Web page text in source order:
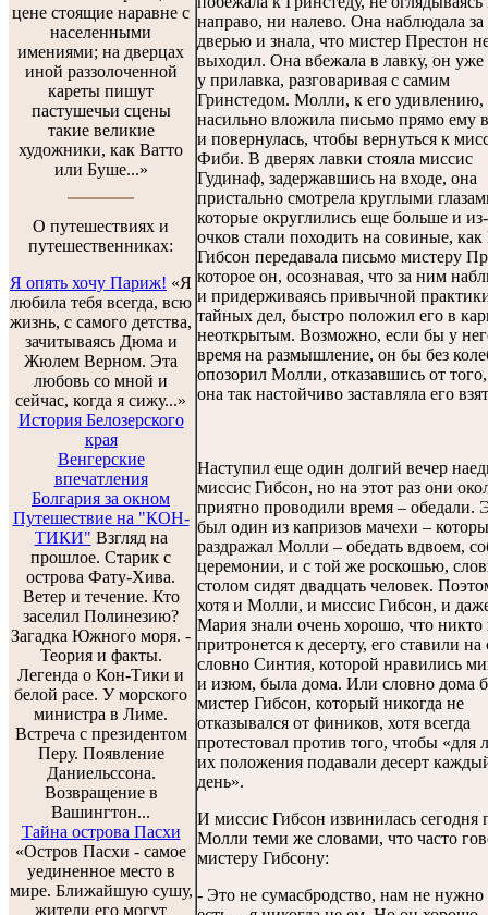
цене стоящие наравне с
населенными
имениями; на дверцах
иной раззолоченной
кареты пишут
пастушечьи сцены
такие великие
художники, как Ватто
или Буше...»
О путешествиях и
путешественниках:
Я опять хочу Париж! «Я
любила тебя всегда, всю
жизнь, с самого детства,
зачитываясь Дюма и
Жюлем Верном. Эта
любовь со мной и
сейчас, когда я сижу...»
История Белозерского
края
Венгерские
впечатления
Болгария за окном
Путешествие на "КОН-
ТИКИ" Взгляд на
прошлое. Старик с
острова Фату-Хива.
Ветер и течение. Кто
заселил Полинезию?
Загадка Южного моря. -
Теория и факты.
Легенда о Кон-Тики и
белой расе. У морского
министра в Лиме.
Встреча с президентом
Перу. Появление
Даниельссона.
Возвращение в
Вашингтон...
Тайна острова Пасхи
«Остров Пасхи - самое
уединенное место в
мире. Ближайшую сушу,
жители его могут
направо, ни налево. Она наблюдала за
дверью и знала, что мистер Престон
выходил. Она вбежала в лавку, он уже
у прилавка, разговаривая с самим
Гринстедом. Молли, к его удивлению,
насильно вложила письмо прямо ему
и повернулась, чтобы вернуться к
Фиби. В дверях лавки стояла миссис
Гудинаф, задержавшись на входе, она
пристально смотрела круглыми
которые округлились еще больше и из-
очков стали походить на совиные,
Гибсон передавала письмо мистеру
которое он, осознавая, что за ним
и придерживаясь привычной
тайных дел, быстро положил его в
неоткрытым. Возможно, если бы у
время на размышление, он бы без
опозорил Молли, отказавшись от
она так настойчиво заставляла его
Наступил еще один долгий вечер
миссис Гибсон, но на этот раз они
приятно проводили время – обедали.
был один из капризов мачехи –
раздражал Молли – обедать вдвоем,
церемонии, и с той же роскошью,
столом сидят двадцать человек.
хотя и Молли, и миссис Гибсон, и
Мария знали очень хорошо, что никто
притронется к десерту, его ставили на
словно Синтия, которой нравились
и изюм, была дома. Или словно дома
мистер Гибсон, который никогда не
отказывался от фиников, хотя всегда
протестовал против того, чтобы «для
их положения подавали десерт
день».
И миссис Гибсон извинилась сегодня
Молли теми же словами, что часто
мистеру Гибсону:
- Это не сумасбродство, нам не нужно